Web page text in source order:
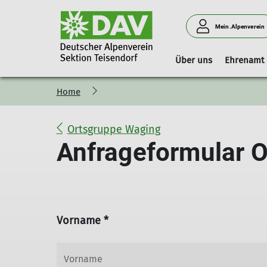
Mein.Alpenverein
Über uns
Vorstand Geschäftsstelle Mitgliedschaft
Ehrenamt
Vorstandschaft
Hinweise
Boulderhalle Teisendorf
Reservierungskalender (extern)
Kilterboard
Home
Ortsgruppe Waging
Anfrageformular
Vorname *